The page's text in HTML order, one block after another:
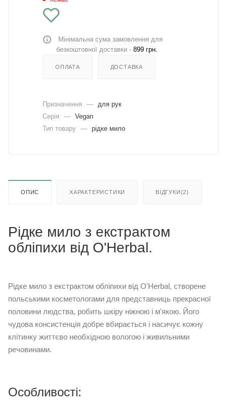
Мінімальна сума замовлення для
безкоштовної доставки - 899 грн.
ОПЛАТА ДОСТАВКА
Призначення —
для рук
Серія
— Vegan
Тип товару — рідке мило
ОПИС ХАРАКТЕРИСТИКИ ВІДГУКИ(2)
Рідке мило з екстрактом
обліпихи від O'Herbal.
Рідке мило з екстрактом обліпихи від O'Herbal, створене
польськими косметологами для представниць прекрасної
половини людства, робить шкіру ніжною і м'якою. Його
чудова консистенція добре вбирається і насичує кожну
клітинку життєво необхідною вологою і живильними
речовинами.
Особливості: